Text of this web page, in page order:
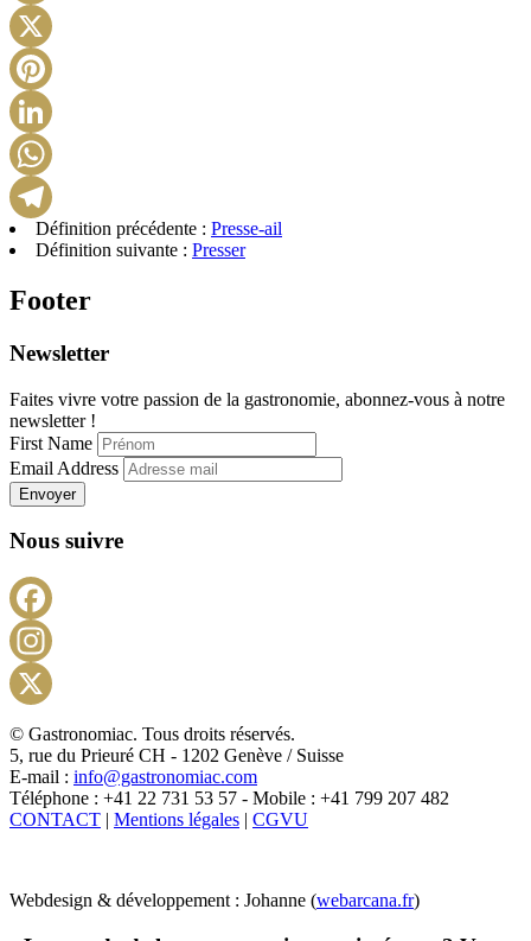
Telegram
Définition précédente : Presse-ail
Définition suivante : Presser
Footer
Newsletter
Faites vivre votre passion de la gastronomie, abonnez-vous à notre
newsletter !
First Name
Email Address
Envoyer
Nous suivre
X
© Gastronomiac. Tous droits réservés.
5, rue du Prieuré CH - 1202 Genève / Suisse
E-mail : info@gastronomiac.com
Téléphone : +41 22 731 53 57 - Mobile : +41 799 207 482
CONTACT | Mentions légales | CGVU
Webdesign & développement : Johanne (webarcana.fr)